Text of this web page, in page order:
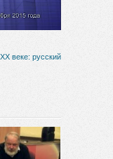
веке: русский